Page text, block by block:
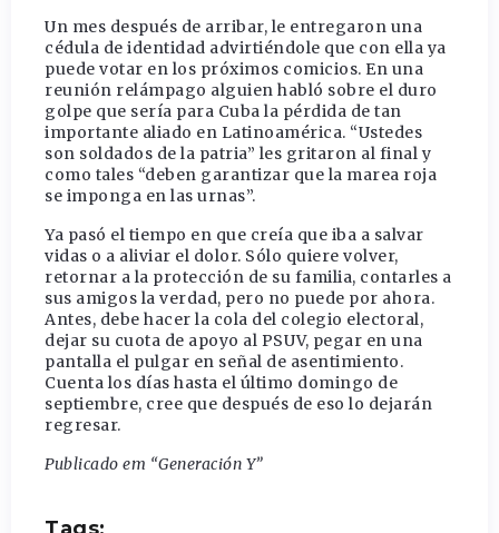
Un mes después de arribar, le entregaron una
cédula de identidad advirtiéndole que con ella ya
puede votar en los próximos comicios. En una
reunión relámpago alguien habló sobre el duro
golpe que sería para Cuba la pérdida de tan
importante aliado en Latinoamérica. “Ustedes
son soldados de la patria” les gritaron al final y
como tales “deben garantizar que la marea roja
se imponga en las urnas”.
Ya pasó el tiempo en que creía que iba a salvar
vidas o a aliviar el dolor. Sólo quiere volver,
retornar a la protección de su familia, contarles a
sus amigos la verdad, pero no puede por ahora.
Antes, debe hacer la cola del colegio electoral,
dejar su cuota de apoyo al PSUV, pegar en una
pantalla el pulgar en señal de asentimiento.
Cuenta los días hasta el último domingo de
septiembre, cree que después de eso lo dejarán
regresar.
Publicado em “Generación Y”
Tags: